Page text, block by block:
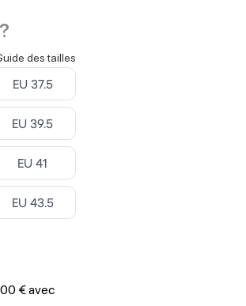
des tailles
Select ‎
EU 37.5
Select ‎
EU 39.5
Select ‎
EU 41
Select ‎
EU 43.5
€avec